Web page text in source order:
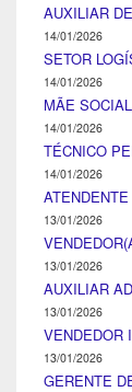
AUXILIAR
14/01/2026
SETOR
14/01/2026
MÃE SOCIAL
14/01/2026
TÉCNICO
14/01/2026
13/01/2026
13/01/2026
AUXILIAR
13/01/2026
VENDEDOR
13/01/2026
GERENTE